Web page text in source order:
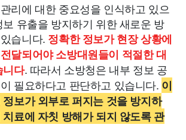
리에 대한 중요성을 인식하고 있으
유출을 방지하기 위한 새로운 방
습니다. 정확한 정보가 현장 상황에
달되어야 소방대원들이 적절한 대
니다. 따라서 소방청은 내부 정보 공
필요하다고 판단하고 있습니다. 이
보가 외부로 퍼지는 것을 방지하
료에 자칫 방해가 되지 않도록 관